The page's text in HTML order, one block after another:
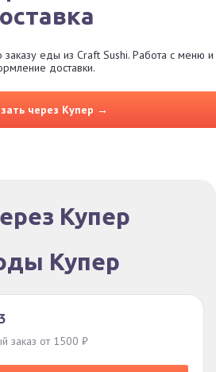
еды из Craft Sushi. Работа с меню и
доставки.
через Купер →
Купер
Купер
заказ от 1500 ₽